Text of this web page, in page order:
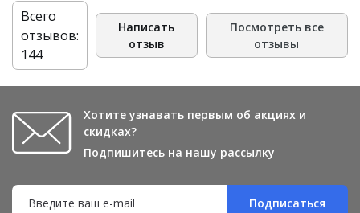
Всего
отзывов:
144
Написать
отзыв
Посмотреть все
отзывы
Хотите узнавать первым об акциях и
скидках?
Подпишитесь на нашу рассылку
Подписаться